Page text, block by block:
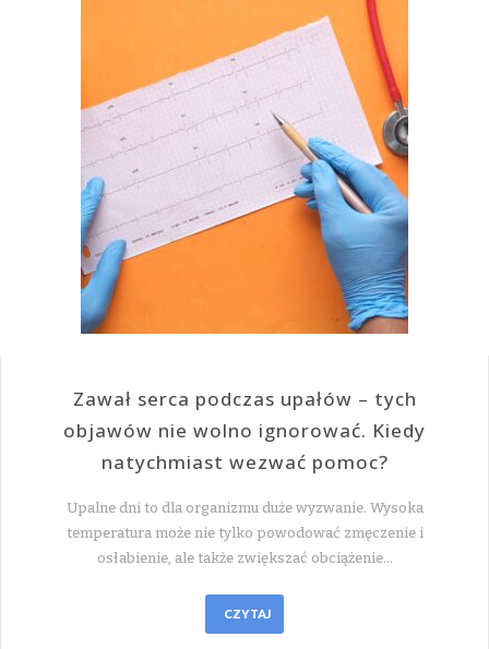
Zawał serca podczas upałów – tych
objawów nie wolno ignorować. Kiedy
natychmiast wezwać pomoc?
Upalne dni to dla organizmu duże wyzwanie. Wysoka
temperatura może nie tylko powodować zmęczenie i
osłabienie, ale także zwiększać obciążenie…
CZYTAJ